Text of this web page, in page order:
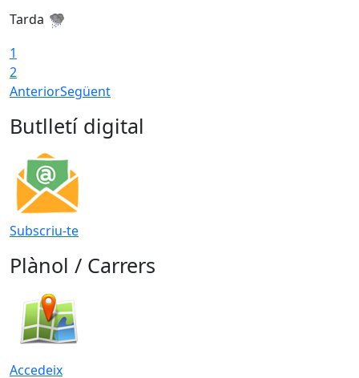
Tarda
1
2
AnteriorSegüent
Butlletí digital
Subscriu-te
Plànol / Carrers
Accedeix